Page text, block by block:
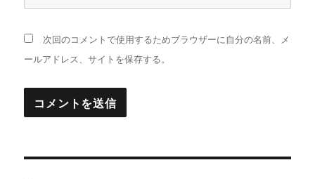
次回のコメントで使用するためブラウザーに自分の名前、メ
ールアドレス、サイトを保存する。